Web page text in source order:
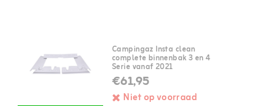
Campingaz Insta clean
complete binnenbak 3 en 4
Serie vanaf 2021
€61,95
Niet op voorraad